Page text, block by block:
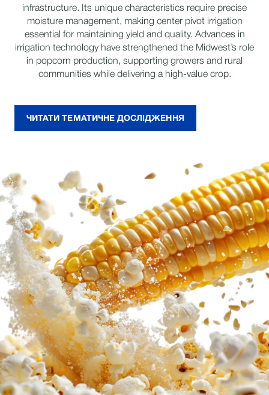
infrastructure. Its unique characteristics require precise
moisture management, making center pivot irrigation
essential for maintaining yield and quality. Advances in
irrigation technology have strengthened the Midwest’s role
in popcorn production, supporting growers and rural
communities while delivering a high-value crop.
ЧИТАТИ ТЕМАТИЧНЕ ДОСЛІДЖЕННЯ